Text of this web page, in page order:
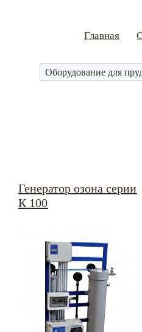
Главная
Оборудование для
Генератор озона серии
К 100